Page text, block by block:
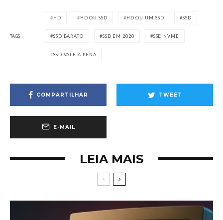
TAGS
HD HD OU SSD HD OU UM SSD SSD
SSD BARATO SSD EM 2020 SSD NVME
SSD VALE A PENA
COMPARTILHAR TWEET
E-MAIL
LEIA MAIS